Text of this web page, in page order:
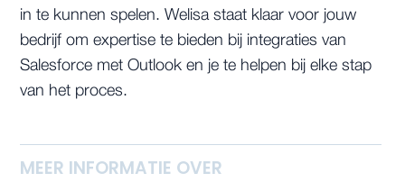
in te kunnen spelen. Welisa staat klaar voor jouw
bedrijf om expertise te bieden bij integraties van
Salesforce met Outlook en je te helpen bij elke stap
van het proces.
MEER INFORMATIE OVER